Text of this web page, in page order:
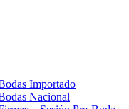
Importado
Nacional